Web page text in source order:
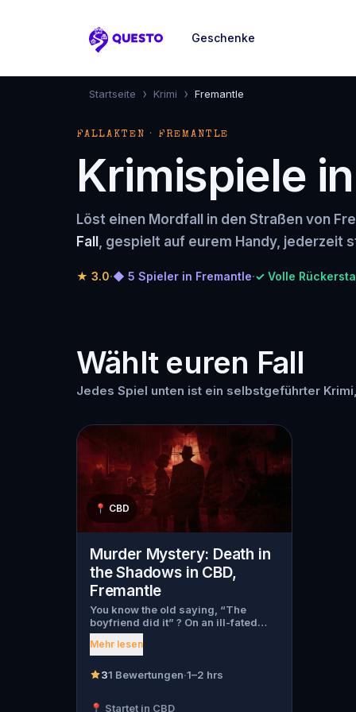
Questo
Geschenke
Startseite › Krimi › Fremantle
FALLAKTEN · FREMANTLE
Krimispiele
Löst einen Mordfall in den Straßen von
Fall , gespielt auf eurem Handy, jederzeit
★ 3.0·◆ 5 Spieler in Fremantle·✓ Volle
Wählt euren Fall
Jedes Spiel unten ist ein selbstgeführter
📍 CBD
Murder Mystery: Death in
the Shadows in CBD,
Fremantle
You know the old saying, “The
boyfriend did it” ? On an ill-fated
night, love goes terribly wrong for
Bella Wanderlust and Walter Bridges
found dead during a ghost tour led
Mehr lesen
31 Bewertungen·1–2 hrs
📍 Startet in CBD